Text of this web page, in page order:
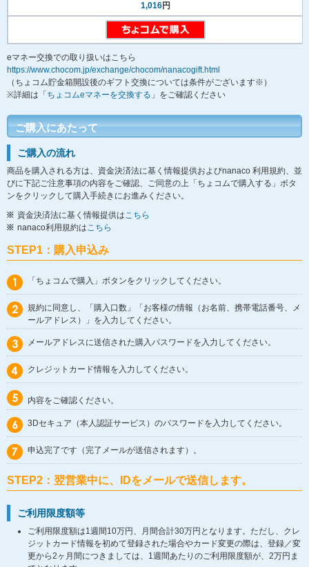
1,016円
eマネー交換での取り扱いはこちら
https://www.chocom.jp/exchange/chocom/nanacogift.html
（ちょコム貯金箱開設後のギフト交換については条件がございます※）
※詳細は「 ちょコムeマネーを交換する 」をご確認ください
ご購入にあたって
ご購入の流れ
商品を購入される方は、資金決済法に基く情報提供およびnanaco 利用規約、並
びに下記ご注意事項の内容をご確認、ご同意の上「ちょコムで購入する」ボタ
ンをクリックして購入手続きにお進みください。
資金決済法に基く情報提供はこちら
nanaco利用規約はこちら
STEP1：購入申込み
「ちょコムで購入」ボタンをクリックしてください。
規約に同意し、「購入口数」「お客様の情報（お名前、携帯電話番号、メ
ールアドレス）」を入力してください。
メールアドレスに送信された購入パスワードを入力してください。
クレジットカード情報を入力してください。
内容をご確認ください。
3Dセキュア（本人認証サービス）のパスワードを入力してください。
申込完了です（完了メールが送信されます）。
STEP2：翌営業中に、IDをメールで送信します。
ご利用限度額等
ご利用限度額は1週間10万円、月間合計30万円となります。ただし、クレ
ジットカード情報を初めて登録された場合やカード変更の際は、登録／変
更から2ヶ月間につきましては、1週間あたりのご利用限度額が、2万円ま